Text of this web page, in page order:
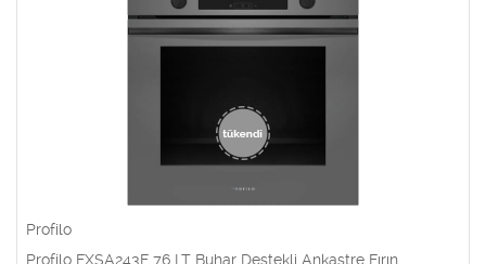
Profilo
Profilo FXSA243F 76 LT Buhar Destekli Ankastre Fırın